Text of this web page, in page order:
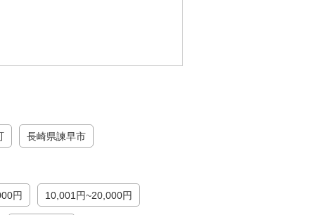
長崎県諫早市
円 10,001円~20,000円